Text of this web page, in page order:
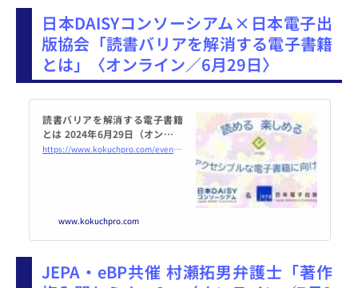
日本DAISYコンソーシアム×日本電子出
版協会「読書バリアを解消する電子書籍
とは」〈オンライン／6月29日〉
読書バリアを解消する電子書籍
とは 2024年6月29日（オンライ
ン・Zoom） - こくちーずプロhttps://www.kokuchpro.com/event/JEPA20240629/
www.kokuchpro.com
JEPA・eBP共催 村瀬拓男弁護士「著作